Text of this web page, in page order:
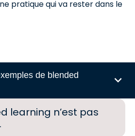
pratique qui va rester dans le
learning n’est pas
de blended